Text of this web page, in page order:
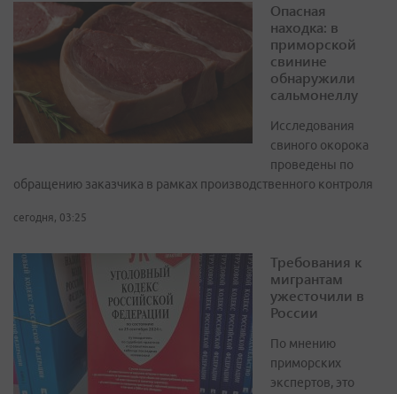
Опасная
находка: в
приморской
свинине
обнаружили
сальмонеллу
Исследования
свиного окорока
проведены по
обращению заказчика в рамках производственного контроля
сегодня, 03:25
Требования к
мигрантам
ужесточили в
России
По мнению
приморских
экспертов, это